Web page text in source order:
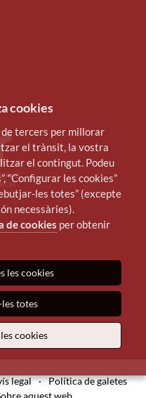
legal · Política de galetes
aquest web
cookies
tercers per millorar
el trànsit, la vostra
el contingut. Podeu
“Configurar les cookies”
les totes” (excepte
necessàries).
de cookies per obtenir
les cookies
totes
cookies